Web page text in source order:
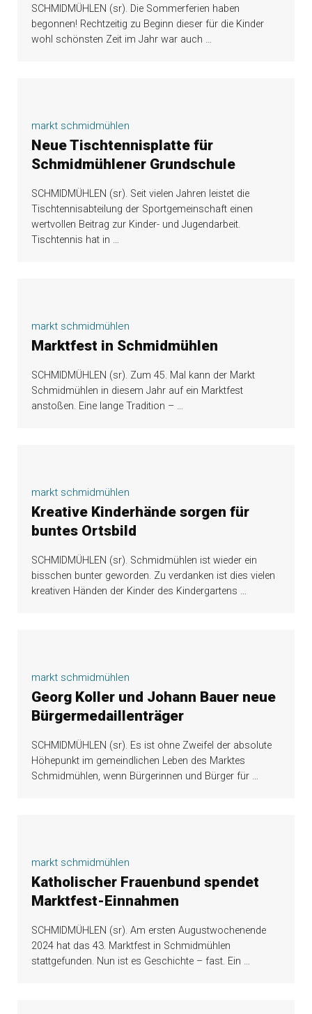
SCHMIDMÜHLEN (sr). Die Sommerferien haben
begonnen! Rechtzeitig zu Beginn dieser für die Kinder
wohl schönsten Zeit im Jahr war auch …
markt schmidmühlen
Neue Tischtennisplatte für
Schmidmühlener Grundschule
SCHMIDMÜHLEN (sr). Seit vielen Jahren leistet die
Tischtennisabteilung der Sportgemeinschaft einen
wertvollen Beitrag zur Kinder- und Jugendarbeit.
Tischtennis hat in …
markt schmidmühlen
Marktfest in Schmidmühlen
SCHMIDMÜHLEN (sr). Zum 45. Mal kann der Markt
Schmidmühlen in diesem Jahr auf ein Marktfest
anstoßen. Eine lange Tradition – …
markt schmidmühlen
Kreative Kinderhände sorgen für
buntes Ortsbild
SCHMIDMÜHLEN (sr). Schmidmühlen ist wieder ein
bisschen bunter geworden. Zu verdanken ist dies vielen
kreativen Händen der Kinder des Kindergartens …
markt schmidmühlen
Georg Koller und Johann Bauer neue
Bürgermedaillenträger
SCHMIDMÜHLEN (sr). Es ist ohne Zweifel der absolute
Höhepunkt im gemeindlichen Leben des Marktes
Schmidmühlen, wenn Bürgerinnen und Bürger für …
markt schmidmühlen
Katholischer Frauenbund spendet
Marktfest-Einnahmen
SCHMIDMÜHLEN (sr). Am ersten Augustwochenende
2024 hat das 43. Marktfest in Schmidmühlen
stattgefunden. Nun ist es Geschichte – fast. Ein …